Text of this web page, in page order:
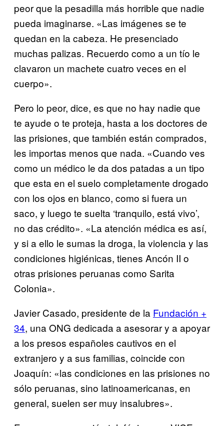
peor que la pesadilla más horrible que nadie
pueda imaginarse. «Las imágenes se te
quedan en la cabeza. He presenciado
muchas palizas. Recuerdo como a un tío le
clavaron un machete cuatro veces en el
cuerpo».
Pero lo peor, dice, es que no hay nadie que
te ayude o te proteja, hasta a los doctores de
las prisiones, que también están comprados,
les importas menos que nada. «Cuando ves
como un médico le da dos patadas a un tipo
que esta en el suelo completamente drogado
con los ojos en blanco, como si fuera un
saco, y luego te suelta ‘tranquilo, está vivo’,
no das crédito». «La atención médica es así,
y si a ello le sumas la droga, la violencia y las
condiciones higiénicas, tienes Ancón II o
otras prisiones peruanas como Sarita
Colonia».
Javier Casado, presidente de la Fundación +
34, una ONG dedicada a asesorar y a apoyar
a los presos españoles cautivos en el
extranjero y a sus familias, coincide con
Joaquín: «las condiciones en las prisiones no
sólo peruanas, sino latinoamericanas, en
general, suelen ser muy insalubres».